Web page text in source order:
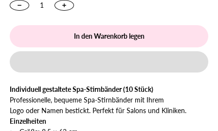
In den Warenkorb legen
Individuell gestaltete Spa-Stirnbänder (10 Stück)
Professionelle, bequeme Spa-Stirnbänder mit Ihrem
Logo oder Namen bestickt. Perfekt für Salons und Kliniken.
Einzelheiten